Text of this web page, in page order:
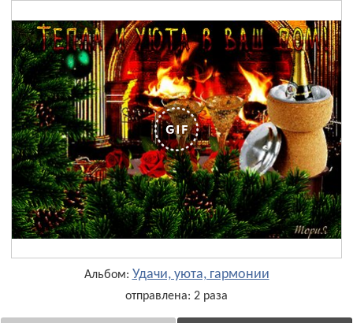
Альбом: Удачи, уюта, гармонии
отправлена: 2 раза